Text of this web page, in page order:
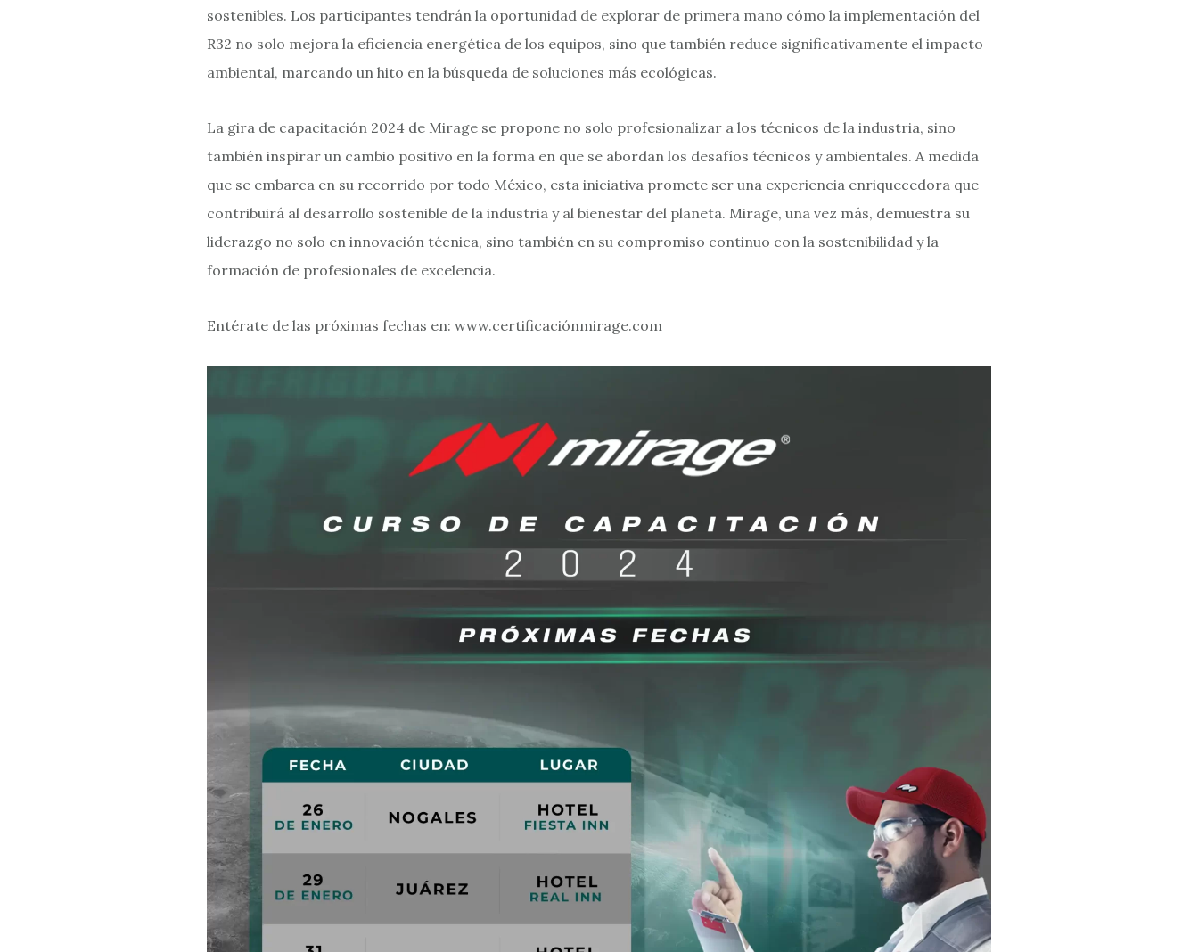
sostenibles. Los participantes tendrán la oportunidad de explorar de primera mano cómo la implementación del
R32 no solo mejora la eficiencia energética de los equipos, sino que también reduce significativamente el impacto
ambiental, marcando un hito en la búsqueda de soluciones más ecológicas.
La gira de capacitación 2024 de Mirage se propone no solo profesionalizar a los técnicos de la industria, sino
también inspirar un cambio positivo en la forma en que se abordan los desafíos técnicos y ambientales. A medida
que se embarca en su recorrido por todo México, esta iniciativa promete ser una experiencia enriquecedora que
contribuirá al desarrollo sostenible de la industria y al bienestar del planeta. Mirage, una vez más, demuestra su
liderazgo no solo en innovación técnica, sino también en su compromiso continuo con la sostenibilidad y la
formación de profesionales de excelencia.
Entérate de las próximas fechas en: www.certificaciónmirage.com